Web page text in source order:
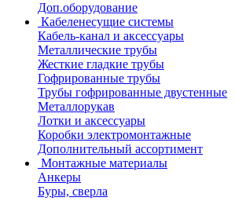
Доп.оборудование
Кабеленесущие системы
Кабель-канал и аксессуары
Металлические трубы
Жесткие гладкие трубы
Гофрированные трубы
Трубы гофрированные двустенные
Металлорукав
Лотки и аксессуары
Коробки электромонтажные
Дополнительный ассортимент
Монтажные материалы
Анкеры
Буры, сверла